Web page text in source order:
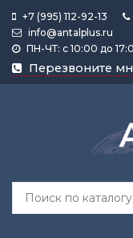
+7 (995) 112-92-13
info@antalplus.ru
ПН-ЧТ: с 10:00 до
Перезвоните
Каталог
продукции
Лента